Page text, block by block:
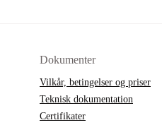
Dokumenter
Vilkår, betingelser og priser
Teknisk dokumentation
Certifikater